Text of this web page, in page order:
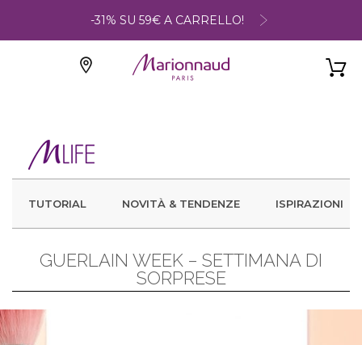
-31% SU 59€ A CARRELLO!
TUTORIAL NOVITÀ & TENDENZE ISPIRAZIONI
GUERLAIN WEEK – SETTIMANA DI
SORPRESE